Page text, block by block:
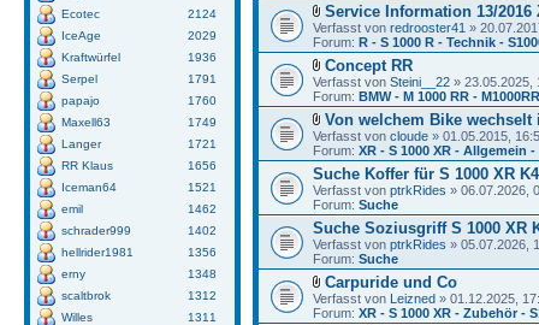
Ecotec
2124
IceAge
2029
Kraftwürfel
1936
Serpel
1791
papajo
1760
Maxell63
1749
Langer
1721
RR Klaus
1656
Iceman64
1521
emil
1462
schrader999
1402
hellrider1981
1356
erny
1348
scaltbrok
1312
Willes
1311
Service Information 13/2016
Verfasst von redrooster41 »
Forum: R - S 1000 R - Technik -
Concept RR
Verfasst von Steini__22 » 23.05.2025,
Forum: BMW - M 1000 RR - M1000RR
Von welchem Bike
Verfasst von cloude » 01.05.2015,
Forum: XR - S 1000 XR - Allgemein -
Suche Koffer für S 1000 XR
Verfasst von ptrkRides » 06.07.2026,
Forum: Suche
Suche Soziusgriff S 1000 XR
Verfasst von ptrkRides » 05.07.2026,
Forum: Suche
Carpuride und Co
Verfasst von Leizned » 01.12.2025,
Forum: XR - S 1000 XR - Zubehör -